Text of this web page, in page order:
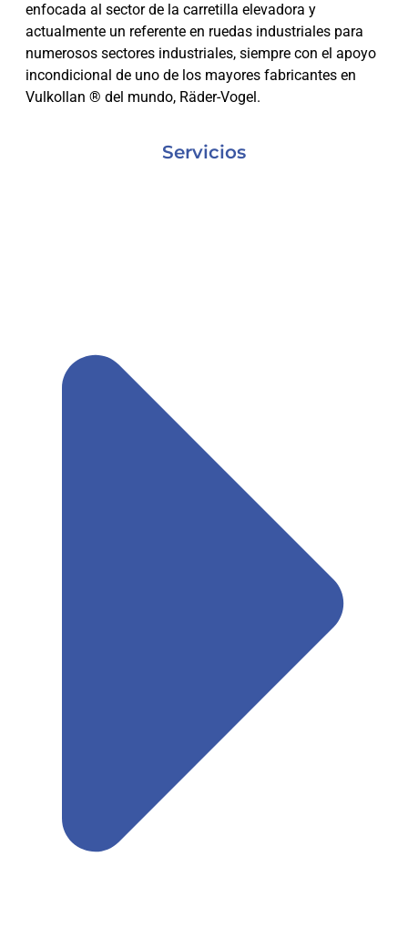
enfocada al sector de la carretilla elevadora y
actualmente un referente en ruedas industriales para
numerosos sectores industriales, siempre con el apoyo
incondicional de uno de los mayores fabricantes en
Vulkollan ® del mundo, Räder-Vogel.
Servicios